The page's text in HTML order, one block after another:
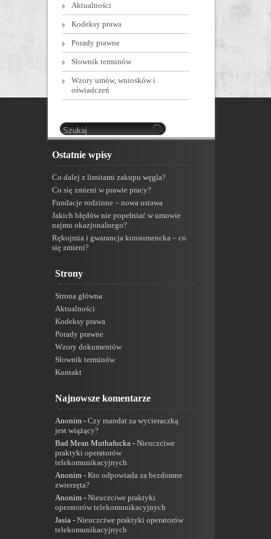
Aktualności
Kodeksy prawa
Porady prawne
Słownik terminów
Wzory umów, wniosków i
oświadczeń
Ostatnie wpisy
Co dalej z limitami zakupu węgla?
Co się zmieni w prawie pracy?
Fundacje rodzinne – nowa ustawa
Jakich błędów nie popełniać w umowie
najmu okazjonalnego?
Rękojmia i gwarancja konsumencka – co
się zmieni?
Strony
Strona główna
Aktualności
Kodeksy prawa
Porady prawne
Wzory dokumentów
Słownik terminów
Kontakt
Najnowsze komentarze
Anonim - Czy mandat za wycieraczką
jest wiążący?
Bad Mean Muthafucka - Nieuczciwe
praktyki operatorów
telekomunikacyjnych
Anonim - Kto odpowiada za bezdomne
zwierzęta?
Anonim - Nieuczciwe praktyki
operatorów telekomunikacyjnych
Jasia - Nieuczciwe praktyki operatorów
telekomunikacyjnych